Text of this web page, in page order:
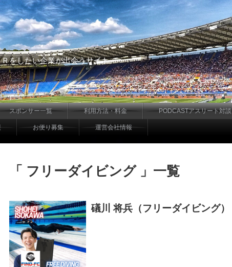
をしたい企業が出会うサイト
スポンサー一覧 利用方法・料金 PODCASTアスリート対談
お便り募集 運営会社情報
「 フリーダイビング 」一覧
礒川 将兵（フリーダイビング）